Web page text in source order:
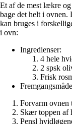
Et af de mest lækre
bage det helt i ovnen.
kan bruges i
i ovn:
Ingredienser:
4 hele
2 spsk
Frisk
Forvarm ovnen
Skær toppen af
Pensl